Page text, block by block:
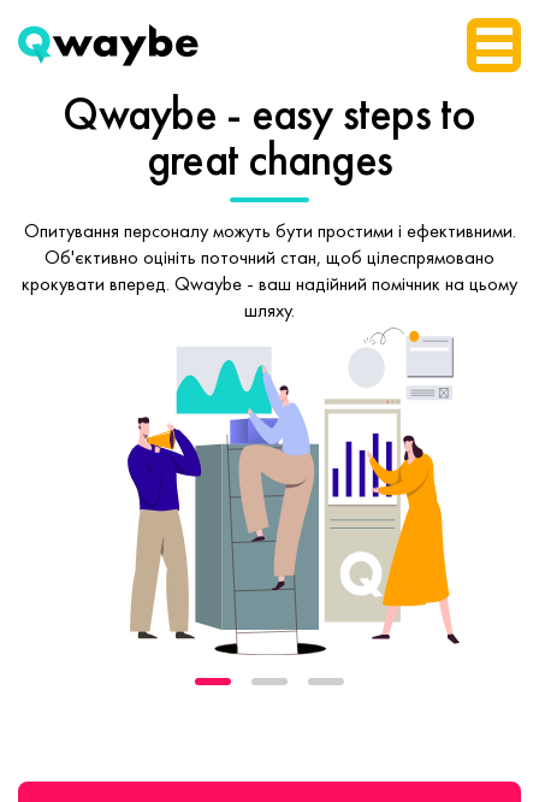
Qwaybe - easy stepsto
great changes
Опитування персоналу можуть бути простими і ефективними.
Об'єктивно оцініть поточний стан, щоб цілеспрямовано
крокувати вперед. Qwaybe - ваш надійний помічник на цьому
шляху.